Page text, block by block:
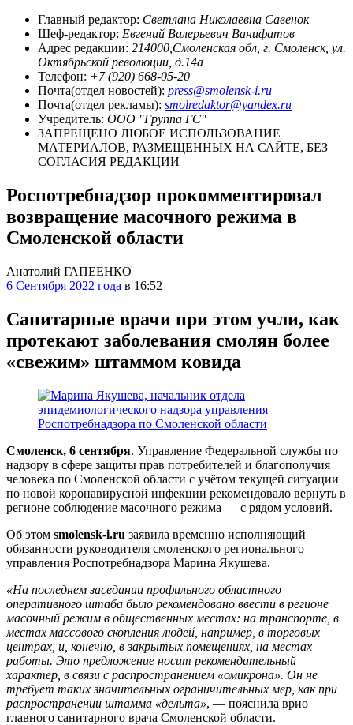
Главный редактор: Светлана Николаевна Савенок
Шеф-редактор: Евгений Валерьевич Ванифатов
Адрес редакции: 214000,Смоленская обл, г. Смоленск, ул.
Октябрьской революции, д.14а
Телефон: +7 (920) 668-05-20
Почта(отдел новостей): press@smolensk-i.ru
Почта(отдел рекламы): smolredaktor@yandex.ru
Учредитель: ООО "Группа ГС"
ЗАПРЕЩЕНО ЛЮБОЕ ИСПОЛЬЗОВАНИЕ
МАТЕРИАЛОВ, РАЗМЕЩЕННЫХ НА САЙТЕ, БЕЗ
СОГЛАСИЯ РЕДАКЦИИ
Роспотребнадзор прокомментировал
возвращение масочного режима в
Смоленской области
Анатолий ГАПЕЕНКО
6 Сентября 2022 года в 16:52
Санитарные врачи при этом учли, как
протекают заболевания смолян более
«свежим» штаммом ковида
Смоленск, 6 сентября. Управление Федеральной службы по
надзору в сфере защиты прав потребителей и благополучия
человека по Смоленской области с учётом текущей ситуации
по новой коронавирусной инфекции рекомендовало вернуть в
регионе соблюдение масочного режима — с рядом условий.
Об этом smolensk-i.ru заявила временно исполняющий
обязанности руководителя смоленского регионального
управления Роспотребнадзора Марина Якушева.
«На последнем заседании профильного областного
оперативного штаба было рекомендовано ввести в регионе
масочный режим в общественных местах: на транспорте, в
местах массового скопления людей, например, в торговых
центрах, и, конечно, в закрытых помещениях, на местах
работы. Это предложение носит рекомендательный
характер, в связи с распространением «омикрона». Он не
требует таких значительных ограничительных мер, как при
распространении штамма «дельта», — пояснила врио
главного санитарного врача Смоленской области.